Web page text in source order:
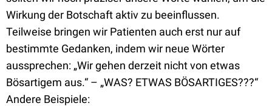
Wirkung der Botschaft aktiv zu beeinflussen.
Teilweise bringen wir Patienten auch erst nur auf
bestimmte Gedanken, indem wir neue Wörter
aussprechen: „Wir gehen derzeit nicht von etwas
Bösartigem aus.“ – „WAS? ETWAS BÖSARTIGES???“
Andere Beispiele: